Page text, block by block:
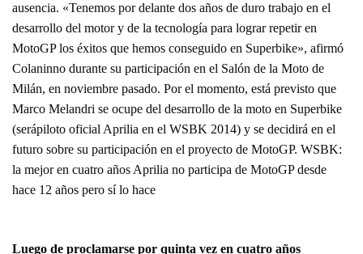
ausencia. «Tenemos por delante dos años de duro trabajo en el
desarrollo del motor y de la tecnología para lograr repetir en
MotoGP los éxitos que hemos conseguido en Superbike», afirmó
Colaninno durante su participación en el Salón de la Moto de
Milán, en noviembre pasado. Por el momento, está previsto que
Marco Melandri se ocupe del desarrollo de la moto en Superbike
(serápiloto oficial Aprilia en el WSBK 2014) y se decidirá en el
futuro sobre su participación en el proyecto de MotoGP. WSBK:
la mejor en cuatro años Aprilia no participa de MotoGP desde
hace 12 años pero sí lo hace
Luego de proclamarse por quinta vez en cuatro años